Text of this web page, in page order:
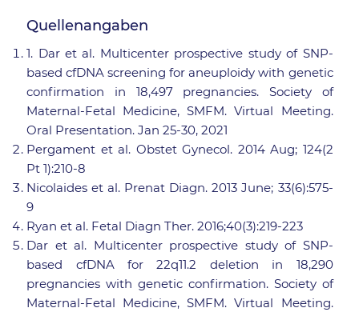
Quellenangaben
1. Dar et al. Multicenter prospective study of SNP-
based cfDNA screening for aneuploidy with genetic
confirmation in 18,497 pregnancies. Society of
Maternal-Fetal Medicine, SMFM. Virtual Meeting.
Oral Presentation. Jan 25-30, 2021
Pergament et al. Obstet Gynecol. 2014 Aug; 124(2
Pt 1):210-8
Nicolaides et al. Prenat Diagn. 2013 June; 33(6):575-
9
Ryan et al. Fetal Diagn Ther. 2016;40(3):219-223
Dar et al. Multicenter prospective study of SNP-
based cfDNA for 22q11.2 deletion in 18,290
pregnancies with genetic confirmation. Society of
Maternal-Fetal Medicine, SMFM. Virtual Meeting.